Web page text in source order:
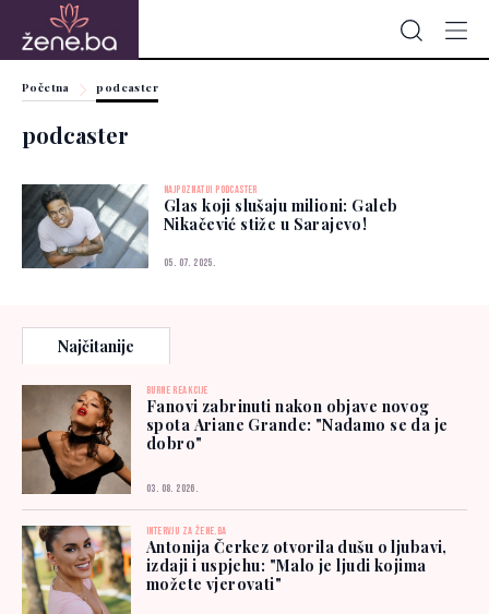
Početna podcaster
podcaster
NAJPOZNATIJI PODCASTER
Glas koji slušaju milioni: Galeb
Nikačević stiže u Sarajevo!
05. 07. 2025.
Najčitanije
BURNE REAKCIJE
Fanovi zabrinuti nakon objave novog
spota Ariane Grande: "Nadamo se da je
dobro"
03. 08. 2026.
INTERVJU ZA ŽENE.BA
Antonija Čerkez otvorila dušu o ljubavi,
izdaji i uspjehu: "Malo je ljudi kojima
možete vjerovati"